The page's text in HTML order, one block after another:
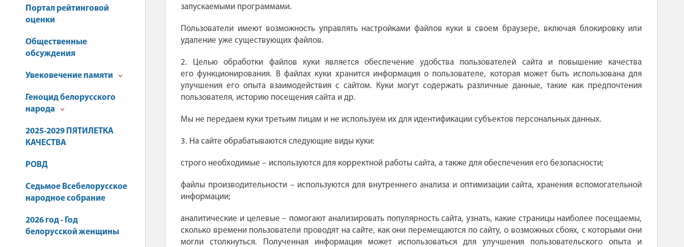
Портал рейтинговой
оценки
Общественные
обсуждения
Увековечение памяти
Геноцид белорусского
народа
2025-2029 ПЯТИЛЕТКА
КАЧЕСТВА
РОВД
Седьмое Всебелорусское
народное собрание
2026 год - Год
белорусской женщины
запускаемыми программами.
Пользователи имеют возможность управлять настройками файлов куки в своем браузере, включая блокировку или
удаление уже существующих файлов.
2. Целью обработки файлов куки является обеспечение удобства пользователей сайта и повышение качества
его функционирования. В файлах куки хранится информация о пользователе, которая может быть использована для
улучшения его опыта взаимодействия с сайтом. Куки могут содержать различные данные, такие как предпочтения
пользователя, историю посещения сайта и др.
Мы не передаем куки третьим лицам и не используем их для идентификации субъектов персональных данных.
3. На сайте обрабатываются следующие виды куки:
строго необходимые – используются для корректной работы сайта, а также для обеспечения его безопасности;
файлы производительности – используются для внутреннего анализа и оптимизации сайта, хранения вспомогательной
информации;
аналитические и целевые – помогают анализировать популярность сайта, узнать, какие страницы наиболее посещаемы,
сколько времени пользователи проводят на сайте, как они перемещаются по сайту, о возможных сбоях, с которыми они
могли столкнуться. Полученная информация может использоваться для улучшения пользовательского опыта и